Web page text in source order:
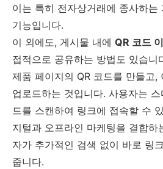
이는 특히 전자상거래에 종사하는
기능입니다.
이 외에도, 게시물 내에 QR 코드
접적으로 공유하는 방법도 있습니
제품 페이지의 QR 코드를 만들고,
업로드하는 것입니다. 사용자는
드를 스캔하여 링크에 접속할 수
지털과 오프라인 마케팅을 결합하
자가 추가적인 검색 없이 바로 링
줍니다.